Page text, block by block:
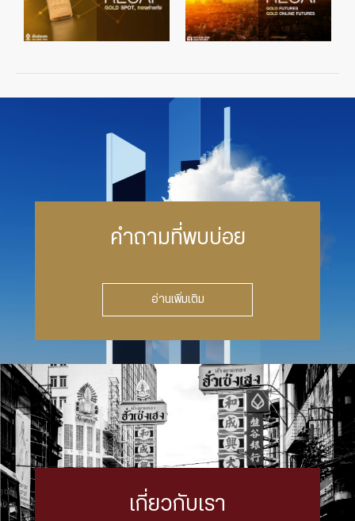
คำถามที่พบบ่อย
อ่านเพิ่มเติม
เกี่ยวกับเรา